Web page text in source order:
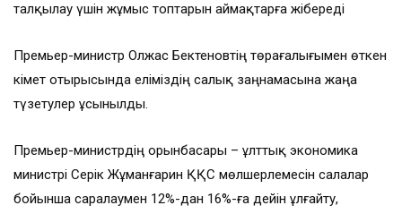
талқылау үшін жұмыс топтарын аймақтарға жібереді
Премьер-министр Олжас Бектеновтің төрағалығымен өткен
Үкімет отырысында еліміздің салық заңнамасына жаңа
түзетулер ұсынылды.
Премьер-министрдің орынбасары – ұлттық экономика
министрі Серік Жұманғарин ҚҚС мөлшерлемесін салалар
бойынша саралаумен 12%-дан 16%-ға дейін ұлғайту,